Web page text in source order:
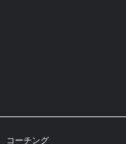
コーチング